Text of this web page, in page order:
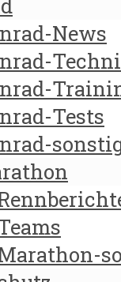
News
Tests